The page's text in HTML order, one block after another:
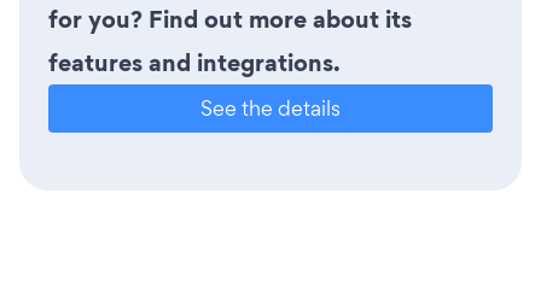
for you? Find out more about its
features and integrations.
See the details